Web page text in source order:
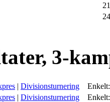
3-
| Divisionsturnering
Enkelt:
| Divisionsturnering
Enkelt: